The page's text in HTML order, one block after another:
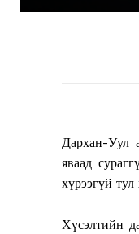
Дархан-Уул
яваад
хүрээгүй
Хүсэлтийн